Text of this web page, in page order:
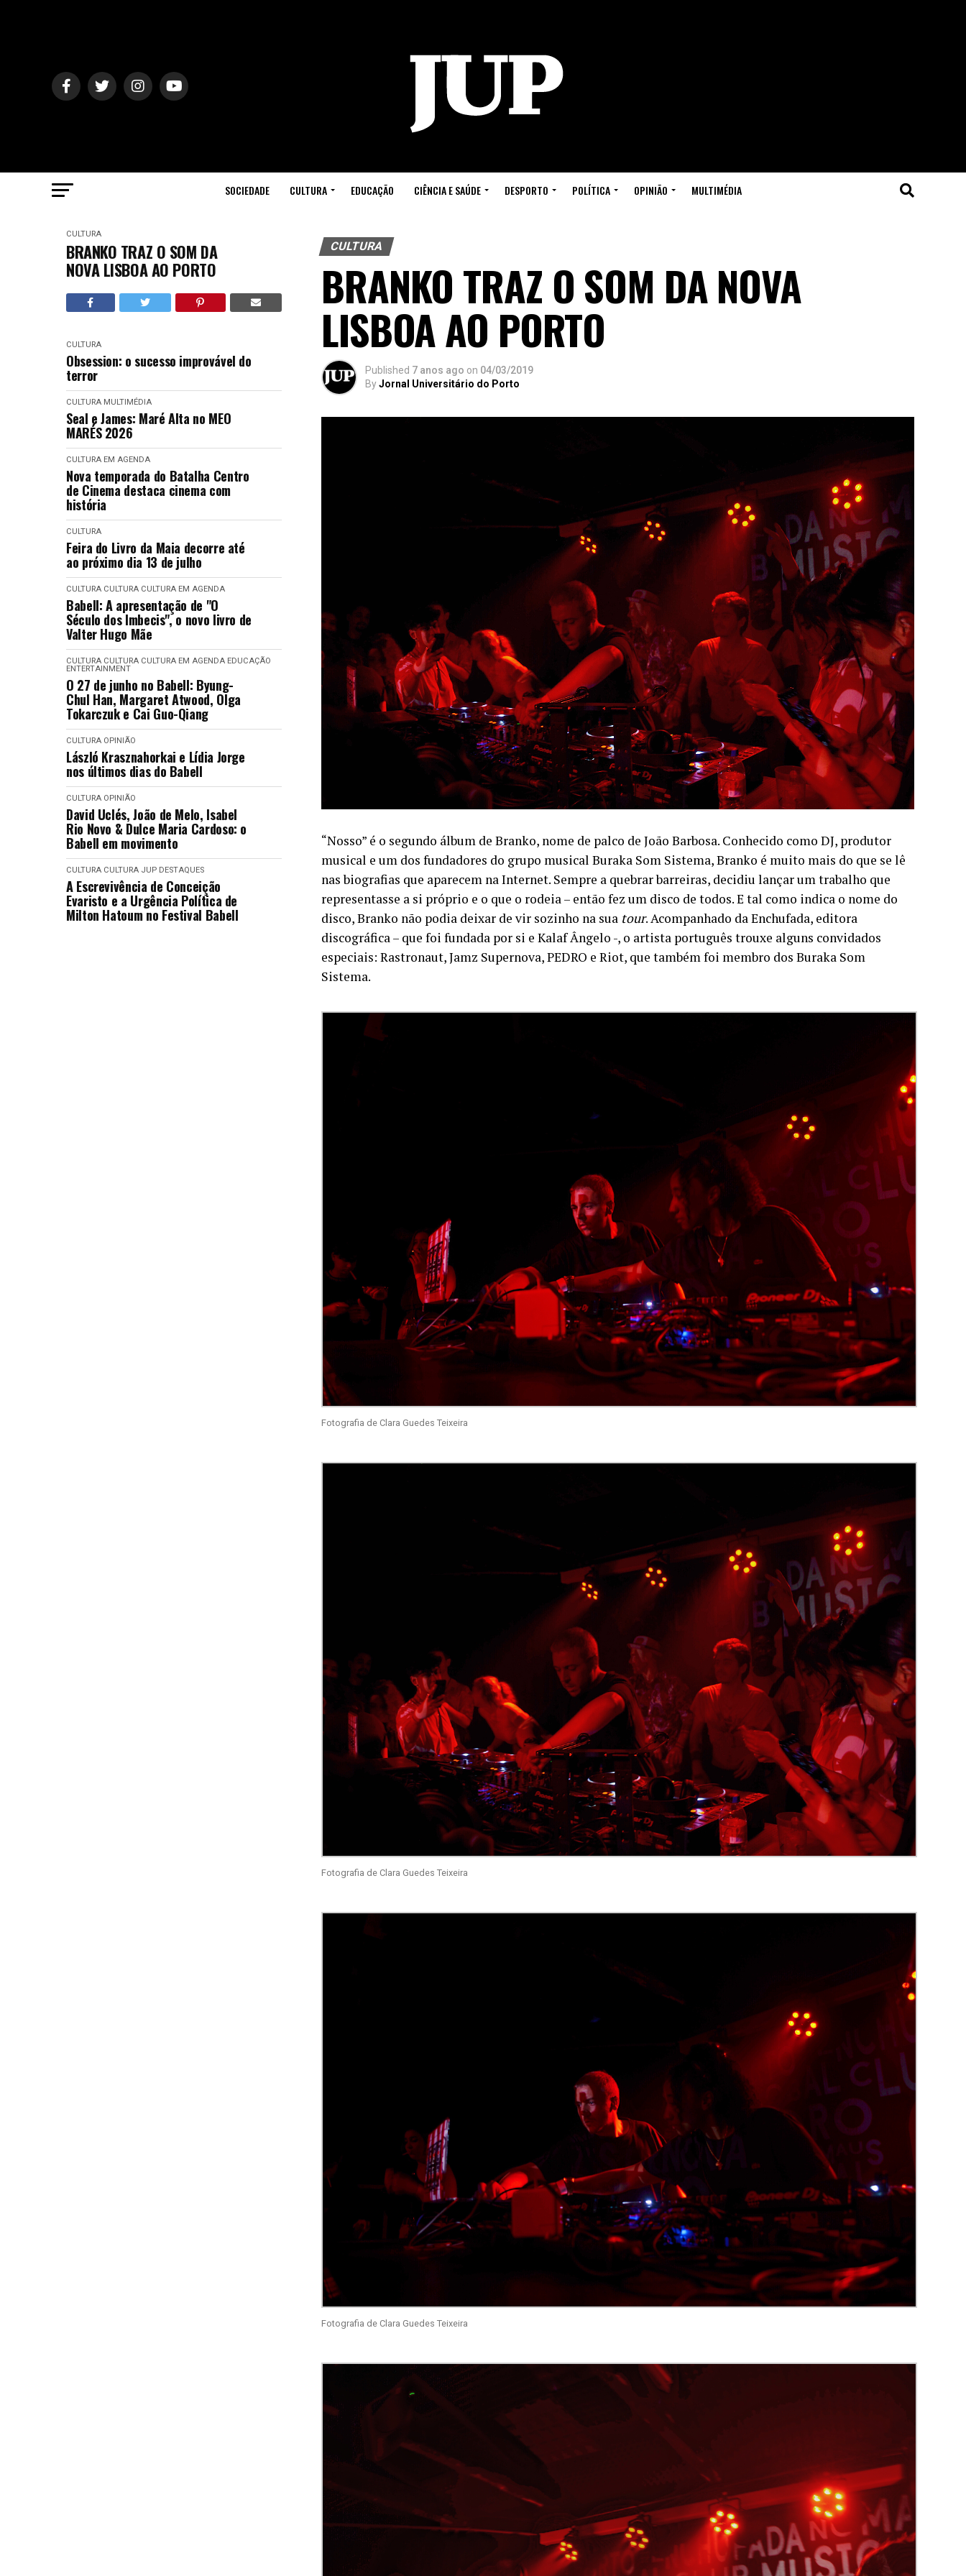
SOCIEDADE CULTURA EDUCAÇÃO CIÊNCIA E SAÚDE DESPORTO POLÍTICA OPINIÃO MULTIMÉDIA
CULTURA
BRANKO TRAZ O SOM DA
NOVA LISBOA AO PORTO
CULTURA
Obsession: o sucesso improvável do
terror
CULTURA MULTIMÉDIA
Seal e James: Maré Alta no MEO
MARÉS 2026
CULTURA EM AGENDA
Nova temporada do Batalha Centro
de Cinema destaca cinema com
história
CULTURA
Feira do Livro da Maia decorre até
ao próximo dia 13 de julho
CULTURA CULTURA CULTURA EM AGENDA
Babell: A apresentação de "O
Século dos Imbecis", o novo livro de
Valter Hugo Mãe
CULTURA CULTURA CULTURA EM AGENDA EDUCAÇÃO
ENTERTAINMENT
O 27 de junho no Babell: Byung-
Chul Han, Margaret Atwood, Olga
Tokarczuk e Cai Guo-Qiang
CULTURA OPINIÃO
László Krasznahorkai e Lídia Jorge
nos últimos dias do Babell
CULTURA OPINIÃO
David Uclés, João de Melo, Isabel
Rio Novo & Dulce Maria Cardoso: o
Babell em movimento
CULTURA CULTURA JUP DESTAQUES
A Escrevivência de Conceição
Evaristo e a Urgência Política de
Milton Hatoum no Festival Babell
CULTURA
BRANKO TRAZ O SOM DA NOVA
LISBOA AO PORTO
Published 7 anos ago on 04/03/2019
ByJornal Universitário do Porto
“Nosso” é o segundo álbum de Branko, nome de palco de João Barbosa. Conhecido como DJ, produtor
musical e um dos fundadores do grupo musical Buraka Som Sistema, Branko é muito mais do que se lê
nas biografias que aparecem na Internet. Sempre a quebrar barreiras, decidiu lançar um trabalho que
representasse a si próprio e o que o rodeia – então fez um disco de todos. E tal como indica o nome do
disco, Branko não podia deixar de vir sozinho na sua tour. Acompanhado da Enchufada, editora
discográfica – que foi fundada por si e Kalaf Ângelo -, o artista português trouxe alguns convidados
especiais: Rastronaut, Jamz Supernova, PEDRO e Riot, que também foi membro dos Buraka Som
Sistema.
Fotografia de Clara Guedes Teixeira
Fotografia de Clara Guedes Teixeira
Fotografia de Clara Guedes Teixeira